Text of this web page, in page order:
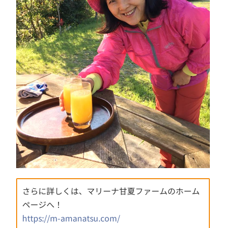
さらに詳しくは、マリーナ甘夏ファームのホーム
ページへ！
https://m-amanatsu.com/